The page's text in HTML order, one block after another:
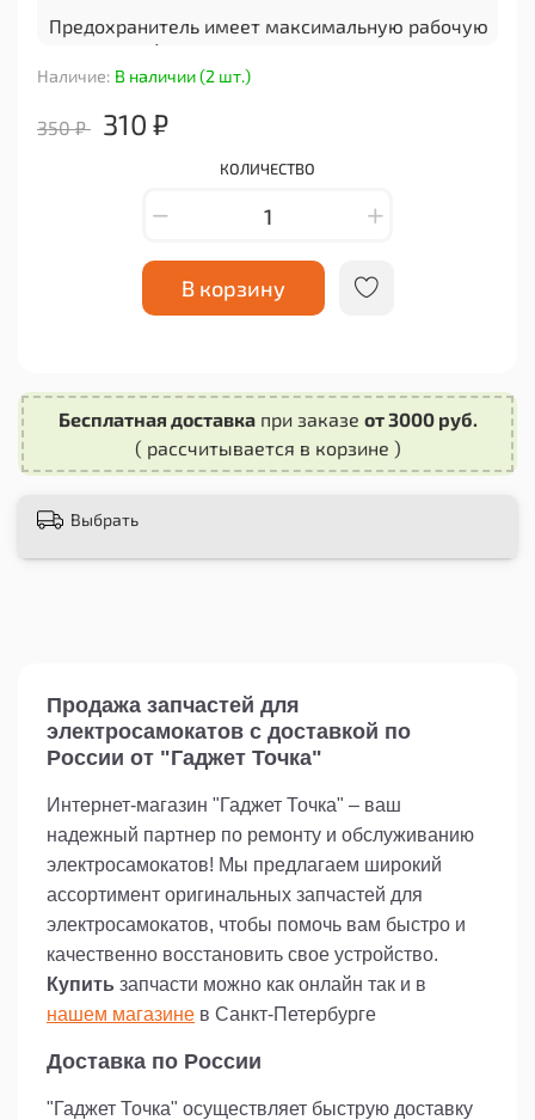
Наличие: В наличии (2 шт.)
350 ₽ 310 ₽
КОЛИЧЕСТВО
В корзину
Предохранитель имеет максимальную рабочую
нагрузку в 4 ампера и может выдерживать до
250 вольт. Он предназначен для использования
техника, автомобили и промышленное
Продукция компании Гаджет Точка отличается
высоким качеством и надежностью. Мы
предлагаем широкий ассортимент электронных
проекта или задачи. Наша продукция проходит
строгие тесты на соответствие стандартам
Бесплатная доставкапри заказе от 3000 руб.
( рассчитывается в корзине )
Выбрать
Продажа запчастей для
электросамокатов с доставкой по
России от "Гаджет Точка"
Интернет-магазин "Гаджет Точка" – ваш
надежный партнер по ремонту и обслуживанию
электросамокатов! Мы предлагаем широкий
ассортимент оригинальных запчастей для
электросамокатов, чтобы помочь вам быстро и
качественно восстановить свое устройство.
Купить запчасти можно как онлайн так и в
нашем магазине в Санкт-Петербурге
Доставка по России
"Гаджет Точка" осуществляет быструю доставку